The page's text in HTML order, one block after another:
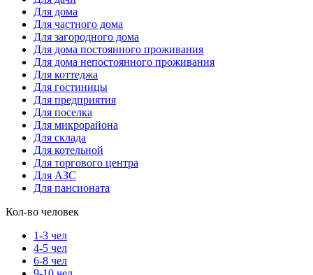
Для дома
Для частного дома
Для загородного дома
Для дома постоянного проживания
Для дома непостоянного проживания
Для коттеджа
Для гостиницы
Для предприятия
Для поселка
Для микрорайона
Для склада
Для котельной
Для торгового центра
Для АЗС
Для пансионата
Кол-во человек
1-3 чел
4-5 чел
6-8 чел